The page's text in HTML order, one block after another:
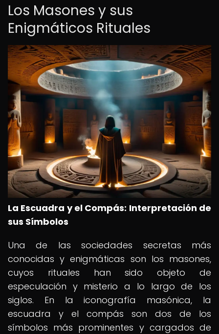
Los Masones y sus
Enigmáticos Rituales
La Escuadra y el Compás: Interpretación de
sus Símbolos
Una de las sociedades secretas más
conocidas y enigmáticas son los masones,
cuyos rituales han sido objeto de
especulación y misterio a lo largo de los
siglos. En la iconografía masónica, la
escuadra y el compás son dos de los
símbolos más prominentes y cargados de